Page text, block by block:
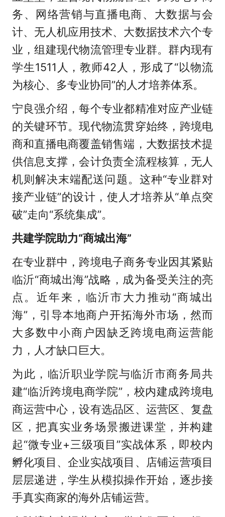
务、网络营销与直播电商、大数据与会
计、无人机应用技术、大数据技术六个专
业，组建现代物流管理专业群。群内现有
学生1511人，教师42人，形成了“以物流
为核心、多专业协同”的人才培养体系。
宁良强介绍，每个专业都精准对应产业链
的关键环节。现代物流贯穿始终，跨境电
商和直播电商覆盖销售端，大数据技术提
供信息支撑，会计负责全流程核算，无人
机则解决末端配送问题。这种“专业群对
接产业链”的设计，使人才培养从“单点突
破”走向“系统集成”。
共建学院助力“商城出海”
在专业群中，跨境电子商务专业因其紧贴
临沂“商城出海”战略，成为备受关注的亮
点。近年来，临沂市大力推动“商城出
海”，引导本地商户开拓海外市场，然而
大多数中小商户因缺乏跨境电商运营能
力，人才缺口巨大。
为此，临沂职业学院与临沂市商务局共
建“临沂跨境电商学院”，校内建成跨境电
商运营中心，设有选品区、运营区、复盘
区，把真实业务场景搬进课堂，并构建
起“微专业+三级项目”实战体系，即校内
孵化项目、企业实战项目、店铺运营项目
层层递进，学生从模拟操作开始，逐步接
手真实商家的海外店铺运营。